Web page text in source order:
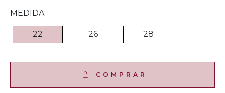
MEDIDA
22 26 28
COMPRAR